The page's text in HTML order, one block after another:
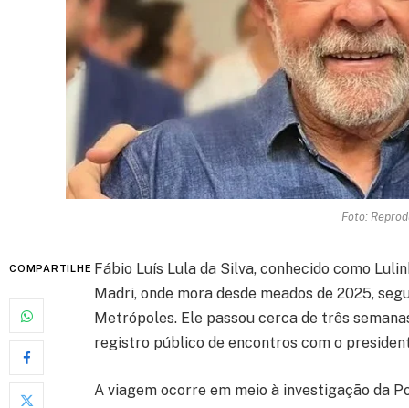
Foto:
COMPARTILHE Fábio Luís Lula da Silva, conhecido como
Madri, onde mora desde meados de 2025,
Metrópoles. Ele passou cerca de três
registro público de encontros com o
A viagem ocorre em meio à investigação da